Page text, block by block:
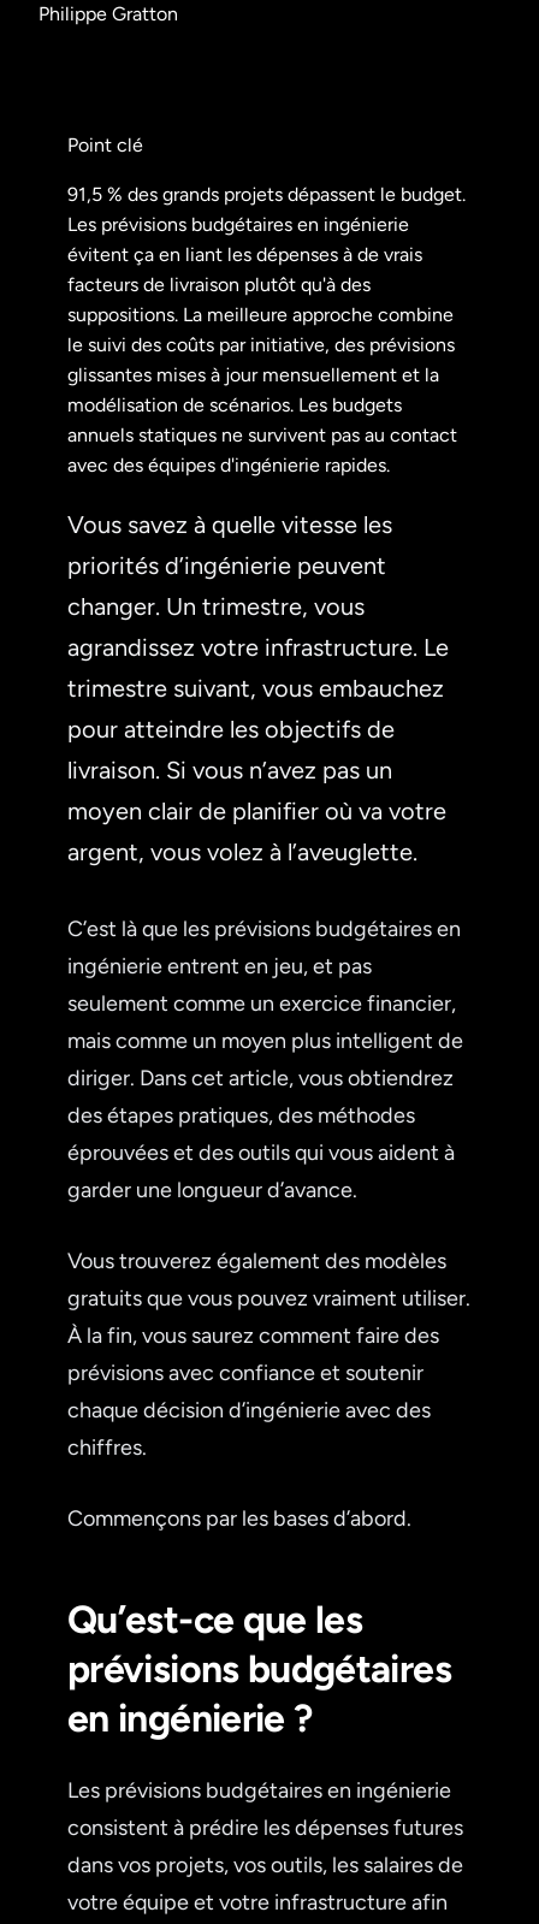
Philippe Gratton
Point clé
91,5 % des grands projets dépassent le budget.
Les prévisions budgétaires en ingénierie
évitent ça en liant les dépenses à de vrais
facteurs de livraison plutôt qu'à des
suppositions. La meilleure approche combine
le suivi des coûts par initiative, des prévisions
glissantes mises à jour mensuellement et la
modélisation de scénarios. Les budgets
annuels statiques ne survivent pas au contact
avec des équipes d'ingénierie rapides.
Vous savez à quelle vitesse les
priorités d’ingénierie peuvent
changer. Un trimestre, vous
agrandissez votre infrastructure. Le
trimestre suivant, vous embauchez
pour atteindre les objectifs de
livraison. Si vous n’avez pas un
moyen clair de planifier où va votre
argent, vous volez à l’aveuglette.
C’est là que les prévisions budgétaires en
ingénierie entrent en jeu, et pas
seulement comme un exercice financier,
mais comme un moyen plus intelligent de
diriger. Dans cet article, vous obtiendrez
des étapes pratiques, des méthodes
éprouvées et des outils qui vous aident à
garder une longueur d’avance.
Vous trouverez également des modèles
gratuits que vous pouvez vraiment utiliser.
À la fin, vous saurez comment faire des
prévisions avec confiance et soutenir
chaque décision d’ingénierie avec des
chiffres.
Commençons par les bases d’abord.
Qu’est-ce que les
prévisions budgétaires
en ingénierie ?
Les prévisions budgétaires en ingénierie
consistent à prédire les dépenses futures
dans vos projets, vos outils, les salaires de
votre équipe et votre infrastructure afin